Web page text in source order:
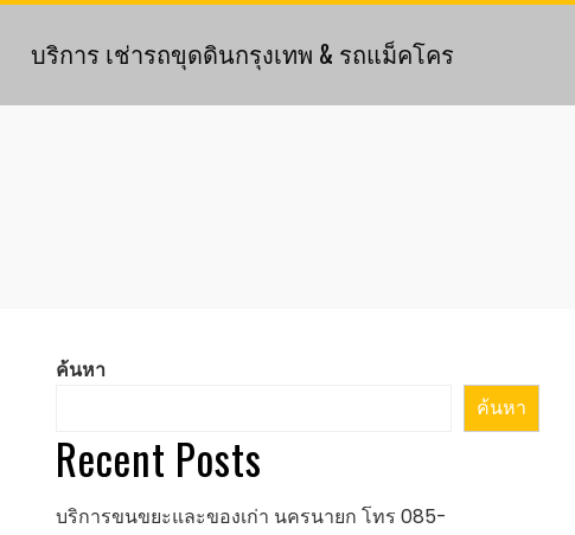
บริการ เช่ารถขุดดินกรุงเทพ & รถแม็คโคร
ค้นหา
ค้นหา
Recent Posts
บริการขนขยะและของเก่า นครนายก โทร 085-